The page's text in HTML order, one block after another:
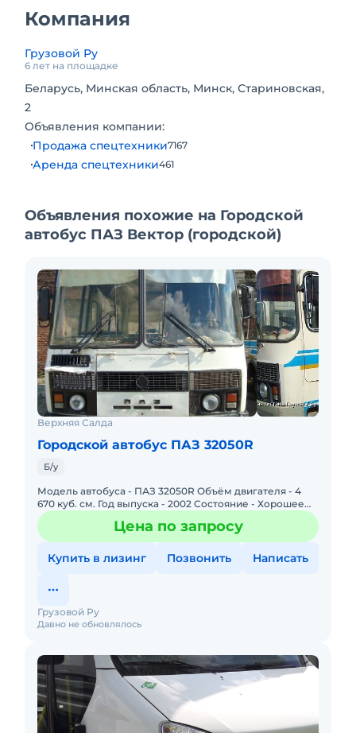
П\пусковой подогреватель + 3 салонных
отопителя.
Компания
Грузовой Ру
6 лет на площадке
Беларусь, Минская область, Минск, Стариновская,
2
Объявления компании:
Продажа спецтехники7167
Аренда спецтехники461
Объявления похожие на Городской
автобус ПАЗ Вектор (городской)
Верхняя Салда
Городской автобус ПАЗ 32050R
Б/у
Модель автобуса - ПАЗ 32050R Объём двигателя - 4
670 куб. см. Год выпуска - 2002 Состояние - Хорошее
Тип - Микроавтобус Общий пробег - 250 000 тыс. км
Количеств
Цена по запросу
Купить в лизинг Позвонить Написать
Давно не обновлялось
Грузовой Ру